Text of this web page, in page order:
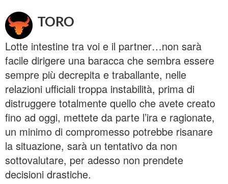
TORO
Lotte intestine tra voi e il partner…non sarà
facile dirigere una baracca che sembra essere
sempre più decrepita e traballante, nelle
relazioni ufficiali troppa instabilità, prima di
distruggere totalmente quello che avete creato
fino ad oggi, mettete da parte l’ira e ragionate,
un minimo di compromesso potrebbe risanare
la situazione, sarà un tentativo da non
sottovalutare, per adesso non prendete
decisioni drastiche.